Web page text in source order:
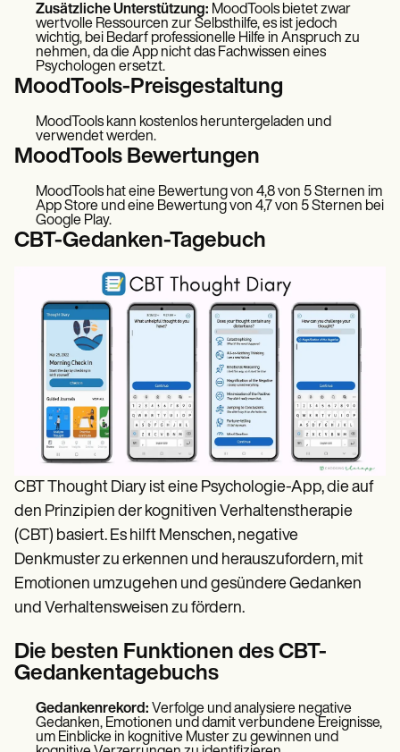
Zusätzliche Unterstützung: MoodTools bietet zwar
wertvolle Ressourcen zur Selbsthilfe, es ist jedoch
wichtig, bei Bedarf professionelle Hilfe in Anspruch zu
nehmen, da die App nicht das Fachwissen eines
Psychologen ersetzt.
MoodTools-Preisgestaltung
MoodTools kann kostenlos heruntergeladen und
verwendet werden.
MoodTools Bewertungen
MoodTools hat eine Bewertung von 4,8 von 5 Sternen im
App Store und eine Bewertung von 4,7 von 5 Sternen bei
Google Play.
CBT-Gedanken-Tagebuch
CBT Thought Diary ist eine Psychologie-App, die auf
den Prinzipien der kognitiven Verhaltenstherapie
(CBT) basiert. Es hilft Menschen, negative
Denkmuster zu erkennen und herauszufordern, mit
Emotionen umzugehen und gesündere Gedanken
und Verhaltensweisen zu fördern.
Die besten Funktionen des CBT-
Gedankentagebuchs
Gedankenrekord: Verfolge und analysiere negative
Gedanken, Emotionen und damit verbundene Ereignisse,
um Einblicke in kognitive Muster zu gewinnen und